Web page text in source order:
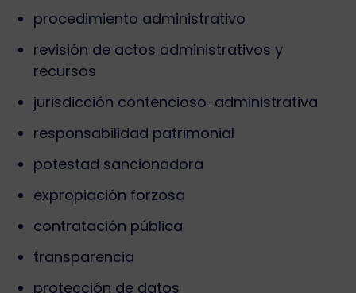
procedimiento administrativo
revisión de actos administrativos y
recursos
jurisdicción contencioso-administrativa
responsabilidad patrimonial
potestad sancionadora
expropiación forzosa
contratación pública
transparencia
protección de datos